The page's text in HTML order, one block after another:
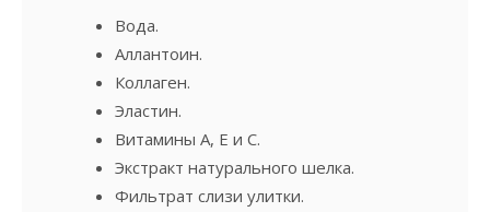
Вода.
Аллантоин.
Коллаген.
Эластин.
Витамины А, Е и С.
Экстракт натурального шелка.
Фильтрат слизи улитки.